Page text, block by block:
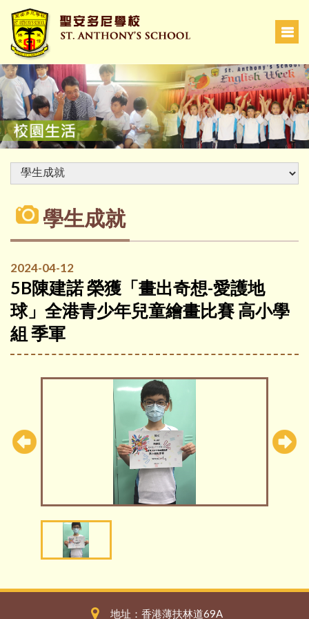
學生成就
2024-04-12
5B陳建諾 榮獲「畫出奇想-愛護地
球」全港青少年兒童繪畫比賽 高小學
組 季軍
地址：香港薄扶林道69A